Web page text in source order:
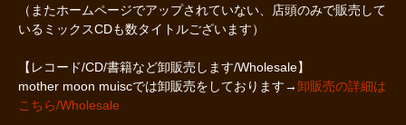
（またホームページでアップされていない、店頭のみで販売して
いるミックスCDも数タイトルございます）
【レコード/CD/書籍など卸販売します/Wholesale】
mother moon muiscでは卸販売をしております→卸販売の詳細は
こちら/Wholesale